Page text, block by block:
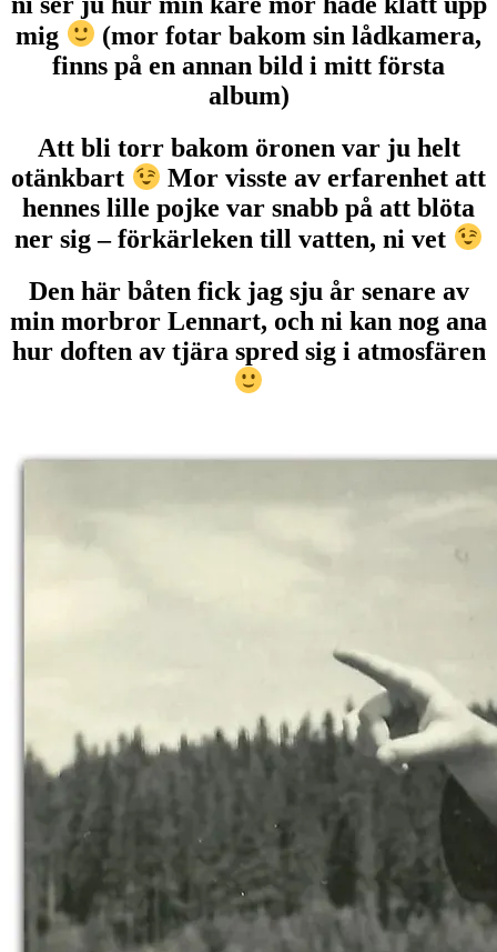
mig
(mor fotar bakom sin lådkamera,
finns på en annan bild i mitt första
album)
Att bli torr bakom öronen var ju helt
otänkbart
Mor visste av erfarenhet att
hennes lille pojke var snabb på att blöta
ner sig – förkärleken till vatten, ni vet
Den här båten fick jag sju år senare av
min morbror Lennart, och ni kan nog ana
hur doften av tjära spred sig i atmosfären